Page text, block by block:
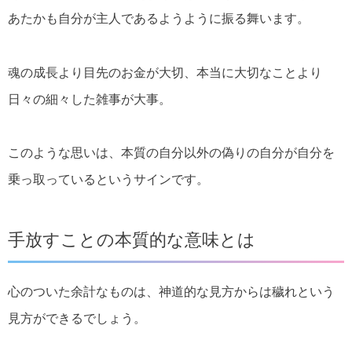
あたかも自分が主人であるようように振る舞います。
魂の成長より目先のお金が大切、本当に大切なことより
日々の細々した雑事が大事。
このような思いは、本質の自分以外の偽りの自分が自分を
乗っ取っているというサインです。
手放すことの本質的な意味とは
心のついた余計なものは、神道的な見方からは穢れという
見方ができるでしょう。